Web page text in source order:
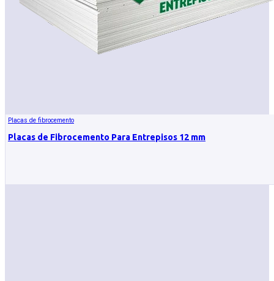
Placas de fibrocemento
Placas de Fibrocemento Para Entrepisos 12 mm